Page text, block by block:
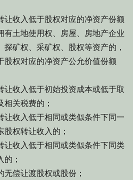
收入低于股权对应的净资产份额
有土地使用权、房屋、房地产企业
矿权、采矿权、股权等资产的，
股权对应的净资产公允价值份额
收入低于初始投资成本或低于取
关税费的；
收入低于相同或类似条件下同一
权转让收入的；
收入低于相同或类似条件下同类
；
偿让渡股权或股份；